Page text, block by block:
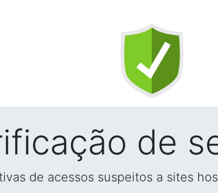
de
de acessos suspeitos a sites